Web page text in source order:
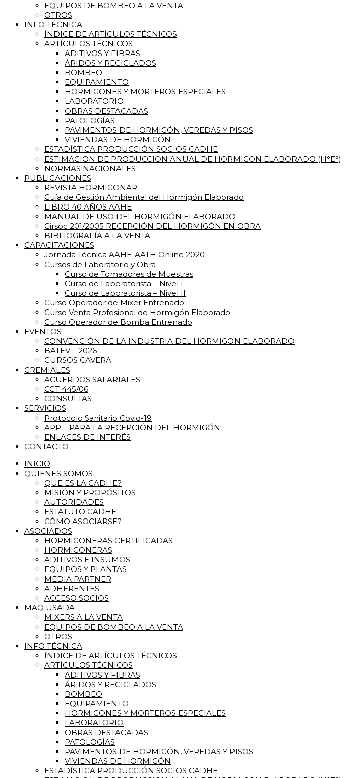
EQUIPOS DE BOMBEO A LA VENTA
OTROS
INFO TÉCNICA
ÍNDICE DE ARTÍCULOS TÉCNICOS
ARTÍCULOS TÉCNICOS
ADITIVOS Y FIBRAS
ÁRIDOS Y RECICLADOS
BOMBEO
EQUIPAMIENTO
HORMIGONES Y MORTEROS ESPECIALES
LABORATORIO
OBRAS DESTACADAS
PATOLOGÍAS
PAVIMENTOS DE HORMIGÓN, VEREDAS Y PISOS
VIVIENDAS DE HORMIGÓN
ESTADÍSTICA PRODUCCIÓN SOCIOS CADHE
ESTIMACION DE PRODUCCION ANUAL DE HORMIGON ELABORADO (H°E°)
NORMAS NACIONALES
PUBLICACIONES
REVISTA HORMIGONAR
Guía de Gestión Ambiental del Hormigón Elaborado
LIBRO 40 AÑOS AAHE
MANUAL DE USO DEL HORMIGÓN ELABORADO
Cirsoc 201/2005 RECEPCIÓN DEL HORMIGÓN EN OBRA
BIBLIOGRAFÍA A LA VENTA
CAPACITACIONES
Jornada Técnica AAHE-AATH Online 2020
Cursos de Laboratorio y Obra
Curso de Tomadores de Muestras
Curso de Laboratorista – Nivel I
Curso de Laboratorista – Nivel II
Curso Operador de Mixer Entrenado
Curso Venta Profesional de Hormigón Elaborado
Curso Operador de Bomba Entrenado
EVENTOS
CONVENCIÓN DE LA INDUSTRIA DEL HORMIGON ELABORADO
BATEV – 2026
CURSOS CAVERA
GREMIALES
ACUERDOS SALARIALES
CCT 445/06
CONSULTAS
SERVICIOS
Protocolo Sanitario Covid-19
APP – PARA LA RECEPCIÓN DEL HORMIGÓN
ENLACES DE INTERÉS
CONTACTO
INICIO
QUIENES SOMOS
QUE ES LA CADHE?
MISIÓN Y PROPÓSITOS
AUTORIDADES
ESTATUTO CADHE
CÓMO ASOCIARSE?
ASOCIADOS
HORMIGONERAS CERTIFICADAS
HORMIGONERAS
ADITIVOS E INSUMOS
EQUIPOS Y PLANTAS
MEDIA PARTNER
ADHERENTES
ACCESO SOCIOS
MAQ USADA
MIXERS A LA VENTA
EQUIPOS DE BOMBEO A LA VENTA
OTROS
INFO TÉCNICA
ÍNDICE DE ARTÍCULOS TÉCNICOS
ARTÍCULOS TÉCNICOS
ADITIVOS Y FIBRAS
ÁRIDOS Y RECICLADOS
BOMBEO
EQUIPAMIENTO
HORMIGONES Y MORTEROS ESPECIALES
LABORATORIO
OBRAS DESTACADAS
PATOLOGÍAS
PAVIMENTOS DE HORMIGÓN, VEREDAS Y PISOS
VIVIENDAS DE HORMIGÓN
ESTADÍSTICA PRODUCCIÓN SOCIOS CADHE